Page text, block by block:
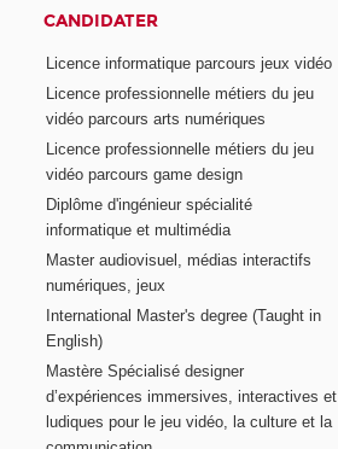
CANDIDATER
Licence informatique parcours jeux vidéo
Licence professionnelle métiers du jeu
vidéo parcours arts numériques
Licence professionnelle métiers du jeu
vidéo parcours game design
Diplôme d'ingénieur spécialité
informatique et multimédia
Master audiovisuel, médias interactifs
numériques, jeux
International Master's degree (Taught in
English)
Mastère Spécialisé designer
d’expériences immersives, interactives et
ludiques pour le jeu vidéo, la culture et la